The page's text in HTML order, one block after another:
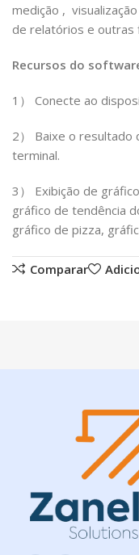
medição ,
de relatórios e outras
Recursos do
1） Conecte ao
2） Baixe o resultado
terminal.
3） Exibição de
gráfico de tendência
gráfico de pizza,
Comparar